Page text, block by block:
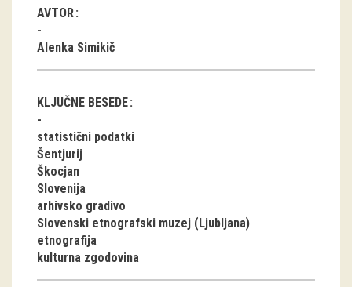
Group visits
education
publications
Etnolog
Books
DVD-s
projects
AVTOR
Alenka Simikič
KLJUČNE BESEDE
statistični podatki
Šentjurij
Škocjan
Slovenija
arhivsko gradivo
Slovenski etnografski muzej (Ljubljana)
etnografija
kulturna zgodovina